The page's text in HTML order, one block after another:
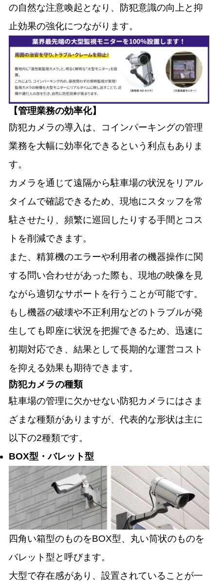
の自然な注意喚起となり、防犯意識の向上と抑
止効果の強化につながります。
【管理業務の効率化】
防犯カメラの導入は、コインパーキングの管理
業務を大幅に効率化できるという利点もありま
す。
カメラを通じて遠隔から駐車場の状況をリアル
タイムで確認できるため、現地にスタッフを常
駐させたり、頻繁に巡回したりする手間とコス
トを削減できます。
また、精算機のエラーや利用者の機器操作に関
する問い合わせがあった際も、現地の映像を見
ながら適切なサポートを行うことが可能です。
もし機器の破壊や不正利用などのトラブルが発
生しても即座に状況を把握できるため、迅速に
初期対応でき、結果として長期的な運営コスト
を抑える効果も期待できます。
防犯カメラの種類
駐車場の管理に欠かせない防犯カメラにはさま
ざまな種類がありますが、代表的な形状は主に
以下の2種類です。
BOX型・バレット型
四角い箱型のものをBOX型、丸い筒状のものを
バレット型と呼びます。
大型で存在感があり、設置されていることが一